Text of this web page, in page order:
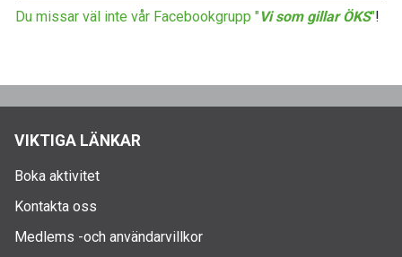
Du missar väl inte vår Facebookgrupp "Vi som gillar ÖKS"!
VIKTIGA LÄNKAR
Boka aktivitet
Kontakta oss
Medlems -och användarvillkor